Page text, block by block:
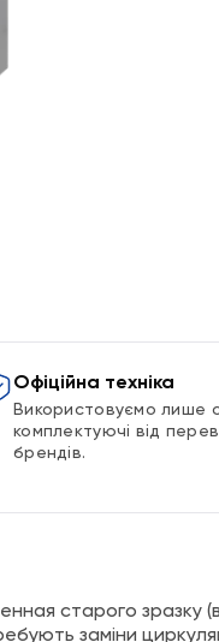
Офіційна техніка
Використовуємо лише
комплектуючі від
брендів.
старого зразку
заміни